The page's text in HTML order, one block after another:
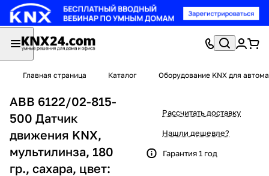
Главная страница Каталог Оборудование KNX для
ABB 6122/02-815-
500 Датчик
движения KNX,
мультилинза, 180
гр., сахара, цвет:
Рассчитать доставку
Нашли дешевле?
Гарантия 1 год